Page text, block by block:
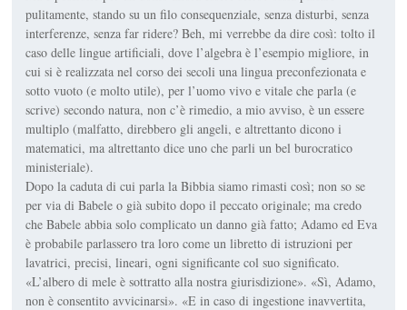
pulitamente, stando su un filo consequenziale, senza disturbi, senza
interferenze, senza far ridere? Beh, mi verrebbe da dire così: tolto il
caso delle lingue artificiali, dove l’algebra è l’esempio migliore, in
cui si è realizzata nel corso dei secoli una lingua preconfezionata e
sotto vuoto (e molto utile), per l’uomo vivo e vitale che parla (e
scrive) secondo natura, non c’è rimedio, a mio avviso, è un essere
multiplo (malfatto, direbbero gli angeli, e altrettanto dicono i
matematici, ma altrettanto dice uno che parli un bel burocratico
ministeriale).
Dopo la caduta di cui parla la Bibbia siamo rimasti così; non so se
per via di Babele o già subito dopo il peccato originale; ma credo
che Babele abbia solo complicato un danno già fatto; Adamo ed Eva
è probabile parlassero tra loro come un libretto di istruzioni per
lavatrici, precisi, lineari, ogni significante col suo significato.
«L’albero di mele è sottratto alla nostra giurisdizione». «Sì, Adamo,
non è consentito avvicinarsi». «E in caso di ingestione inavvertita,